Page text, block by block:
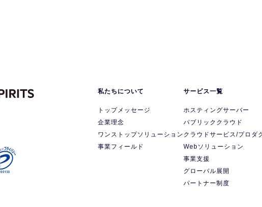
私たちについて
トップメッセージ
企業理念
ワンストップソリューション
事業フィールド
サービス一覧
ホスティングサーバー
パブリッククラウド
クラウドサービス/プロダ
Webソリューション
事業支援
グローバル展開
パートナー制度